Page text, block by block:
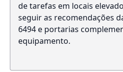
de tarefas em locais
seguir as recomendações
6494 e portarias
equipamento.